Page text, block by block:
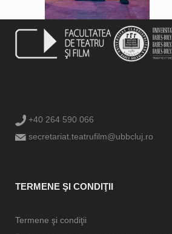
+40 264 590 066
secretariat.teatrufilm@ubbcluj.ro
TERMENE ŞI CONDIŢII
Termene şi condiţii